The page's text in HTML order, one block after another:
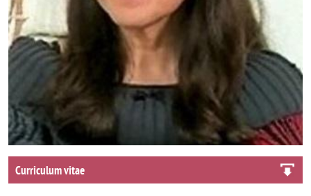
Curriculum vitae